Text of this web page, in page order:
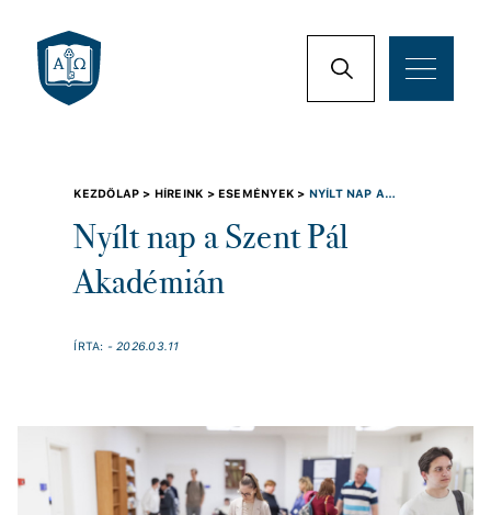
KEZDŐLAP > HÍREINK >ESEMÉNYEK > NYÍLT NAP A
Nyílt nap a Szent Pál
Akadémián
ÍRTA: - 2026.03.11